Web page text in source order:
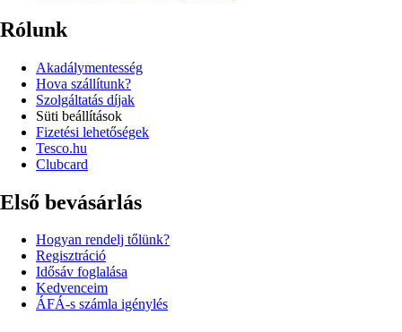
Rólunk
Akadálymentesség
Hova szállítunk?
Szolgáltatás díjak
Süti beállítások
Fizetési lehetőségek
Tesco.hu
Clubcard
Első bevásárlás
Hogyan rendelj tőlünk?
Regisztráció
Idősáv foglalása
Kedvenceim
ÁFÁ-s számla igénylés